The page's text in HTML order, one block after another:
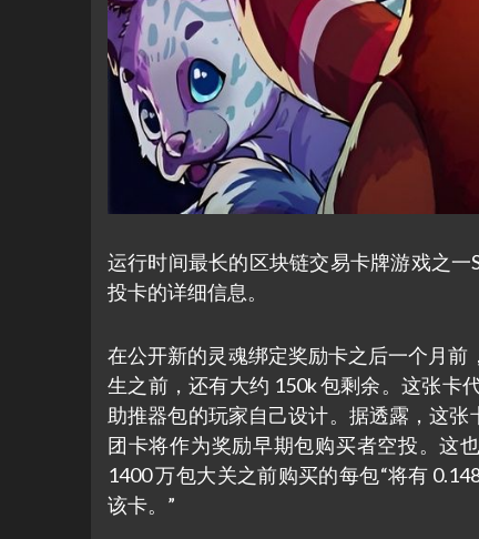
运行时间最长的区块链交易卡牌游戏之
投卡的详细信息。
在公开新的灵魂绑定奖励卡之后一个月
生之前，还有大约 150k 包剩余。这张卡
助推器包的玩家自己设计。据透露，这张
团卡将作为奖励早期包购买者空投。这
1400 万包大关之前购买的每包“将有
该卡。”